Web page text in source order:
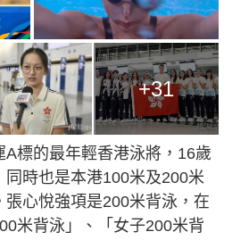
+31
A標的最年輕香港泳將，16歲
同時也是本港100米及200米
心悅強項是200米背泳，在
米背泳」、「女子200米背